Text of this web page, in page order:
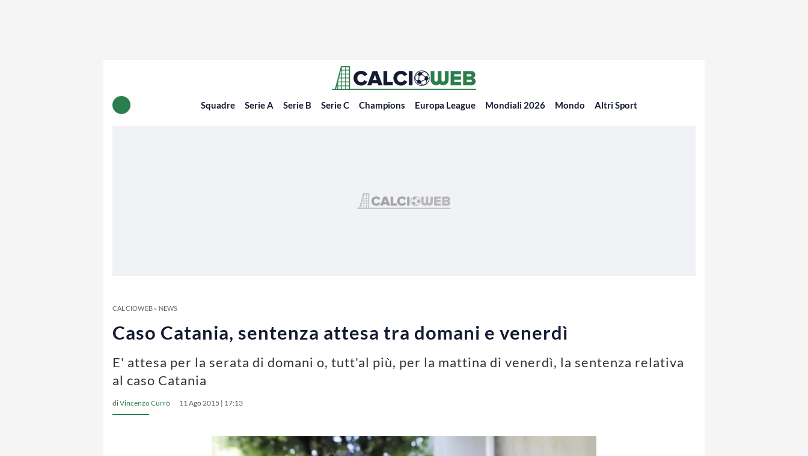
Squadre Serie A Serie B Serie C Champions Europa League Mondiali 2026 Mondo Altri Sport
CALCIOWEB» NEWS
Caso Catania, sentenza attesa tra domani e venerdì
E' attesa per la serata di domani o, tutt'al più, per la mattina di venerdì, la sentenza relativa
al caso Catania
diVincenzo Currò 11 Ago 2015 | 17:13